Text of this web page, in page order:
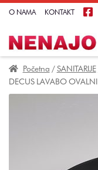
O NAMA KONTAKT
Početna /SANITARIJE
DECUS LAVABO